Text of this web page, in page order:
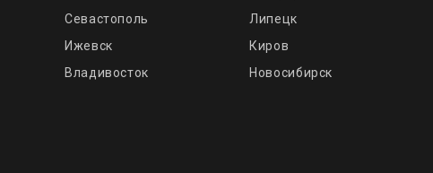
Севастополь
Липецк
Ижевск
Киров
Владивосток
Новосибирск